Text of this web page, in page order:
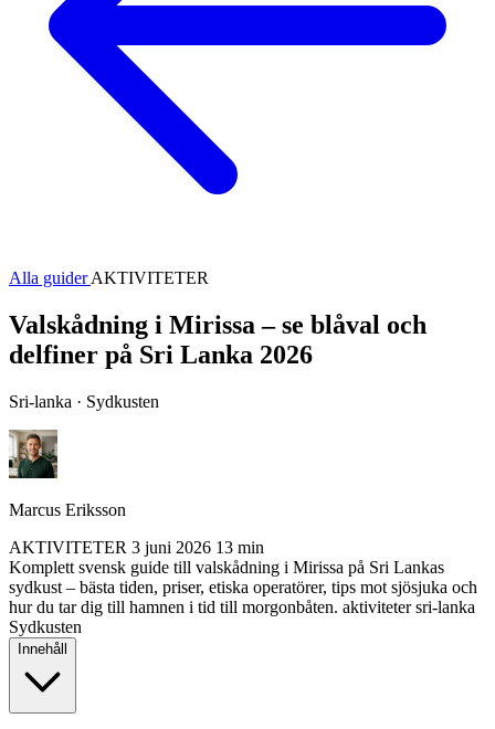
Alla guiderAKTIVITETER
Valskådning i Mirissa – se blåval och
delfiner på Sri Lanka 2026
Sri-lanka · Sydkusten
Marcus Eriksson
AKTIVITETER 3 juni 2026 13 min
Komplett svensk guide till valskådning i Mirissa på Sri Lankas
sydkust – bästa tiden, priser, etiska operatörer, tips mot sjösjuka och
hur du tar dig till hamnen i tid till morgonbåten. aktiviteter sri-lanka
Sydkusten
Innehåll